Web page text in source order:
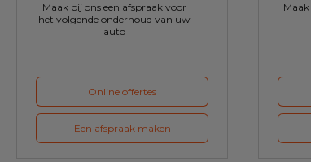
Maak bij ons een afspraak voor
het volgende onderhoud van uw
auto
Online offertes
Een afspraak maken
Maak